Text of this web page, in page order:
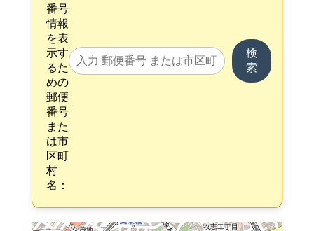
番号
情報
を表
示す
るた
めの
郵便
番号
また
は市
区町
村
名：
検
索